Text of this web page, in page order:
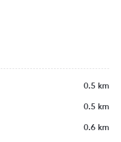
0.5 km
0.5 km
0.6 km